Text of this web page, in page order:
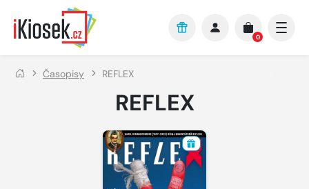
Přejít na hlavní obsah
0
Časopisy REFLEX
REFLEX